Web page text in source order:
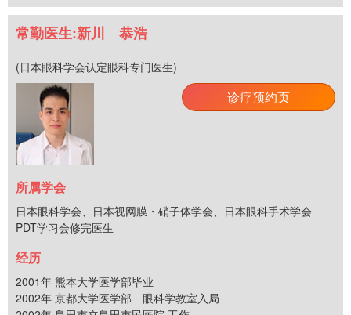
常勤医生:新川 恭浩
(日本眼科学会认定眼科专门医生)
诊疗预约页
所属学会
日本眼科学会、日本视网膜・硝子体学会、日本眼科手术学会
PDT学习会修完医生
经历
2001年 熊本大学医学部毕业
2002年 京都大学医学部 眼科学教室入局